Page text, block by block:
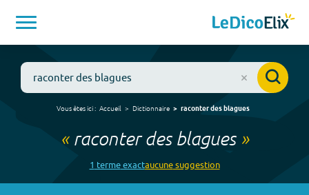
Vous êtes ici : Accueil Dictionnaire raconter des blagues
« raconter des blagues»
1 termeexactaucunesuggestion